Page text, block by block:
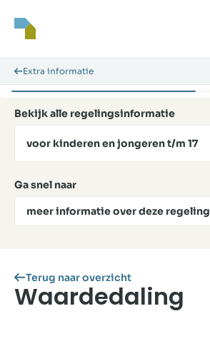
Extra informatie
Bekijk alle regelingsinformatie
voor kinderen en jongeren t/m 17
Ga snel naar
meer informatie over deze regeling
Terug naar overzicht
Waardedaling